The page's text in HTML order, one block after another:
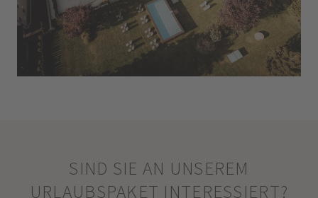
SIND SIE AN UNSEREM
URLAUBSPAKET INTERESSIERT?